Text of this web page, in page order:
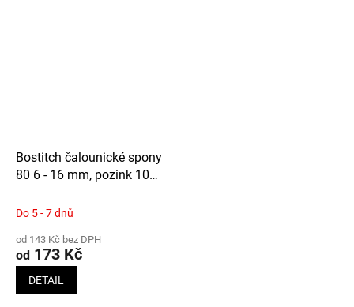
Bostitch čalounické spony
80 6 - 16 mm, pozink 10
Do 5 - 7 dnů
od 143 Kč bez DPH
od 173 Kč
DETAIL